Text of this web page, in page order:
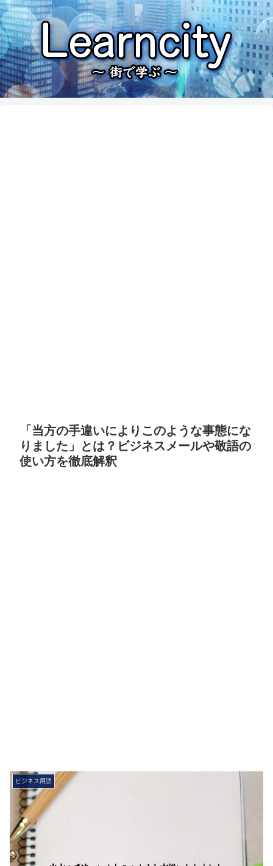
「当方の手違いによりこのような事態にな
りました」とは？ビジネスメールや敬語の
使い方を徹底解釈
ビジネス用語